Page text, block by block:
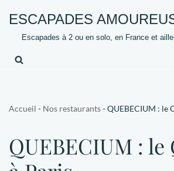
Aller
contenu
ESCAPADES
Escapades à 2 ou en solo, en France et
Accueil - Nos restaurants-QUEBECIUM : le
QUEBECIUM : le